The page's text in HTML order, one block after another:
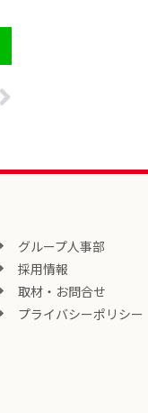
グループ人事部
採用情報
取材・お問合せ
プライバシーポリシー